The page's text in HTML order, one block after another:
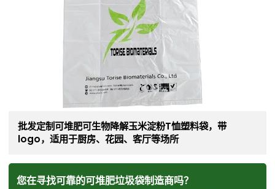
批发定制可堆肥可生物降解玉米淀粉T恤塑料袋，带
logo，适用于厨房、花园、客厅等场所
您在寻找可靠的可堆肥垃圾袋制造商吗？